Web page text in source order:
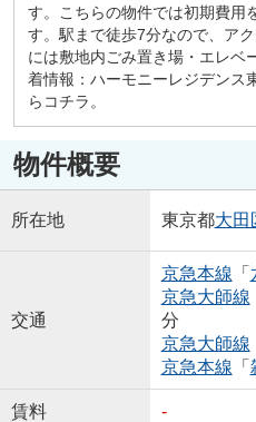
す。こちらの物件では初期費用
す。駅まで徒歩7分なので、ア
には敷地内ごみ置き場・エレベ
着情報：ハーモニーレジデンス
らコチラ。
物件概要
所在地 東京都大田
交通
京急本線 「
京急大師線
分
京急大師線
京急本線 「
賃料 -